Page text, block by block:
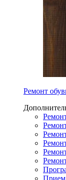
Ремонт
Прием